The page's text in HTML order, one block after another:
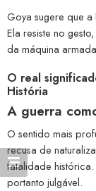
Goya sugere que
Ela resiste no
da máquina
O real
História
A guerra
O sentido mais
recusa de
fatalidade
portanto julgável.